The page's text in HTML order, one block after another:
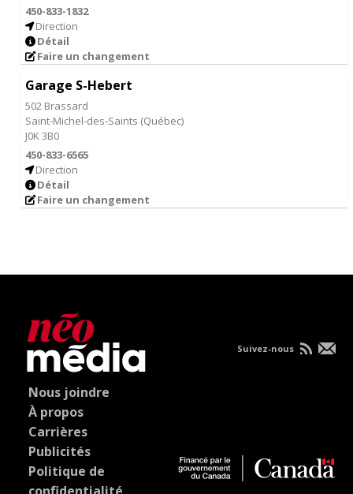
450-833-1832
Direction
Détail
Faire un changement
Garage S-Hebert
502 Brassard
Saint-Michel-des-Saints (Québec)
J0K 3B0
450-833-6565
Direction
Détail
Faire un changement
Nous joindre
À propos
Carrières
Publicités
Politique de
Suivez-nous